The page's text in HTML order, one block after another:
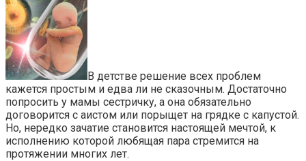
В детстве решение всех проблем
кажется простым и едва ли не сказочным. Достаточно
попросить у мамы сестричку, а она обязательно
договорится с аистом или порыщет на грядке с капустой.
Но, нередко зачатие становится настоящей мечтой, к
исполнению которой любящая пара стремится на
протяжении многих лет.